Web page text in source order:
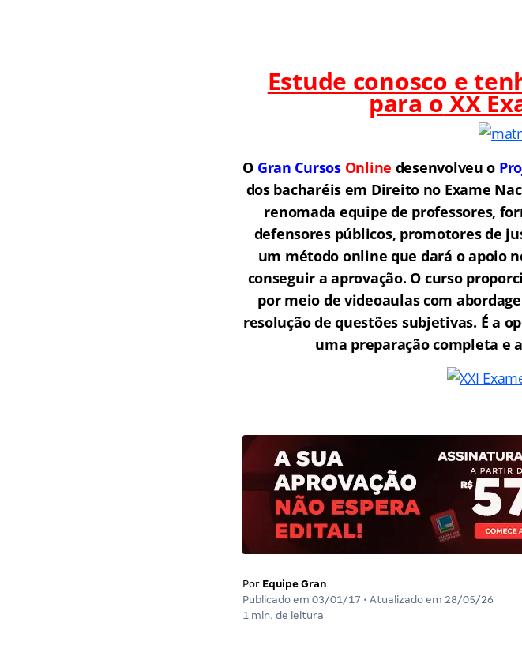
Estude conosco e
para oXX
O Gran Cursos Online desenvolveu o
dos bacharéis em Direito no Exame
renomada equipe de professores,
defensores públicos, promotores de
um método online que dará o apoio
conseguir a aprovação. O curso
por meio de videoaulas com
resolução de questões subjetivas. É a
uma preparação completa e
Por Equipe Gran
Publicado em 03/01/17 • Atualizado em 28/05/26
1 min. de leitura